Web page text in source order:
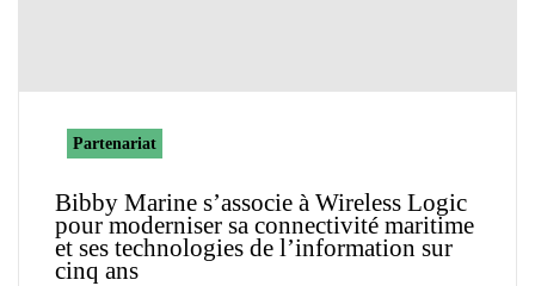
Partenariat
Bibby Marine s’associe à Wireless Logic
pour moderniser sa connectivité maritime
et ses technologies de l’information sur
cinq ans